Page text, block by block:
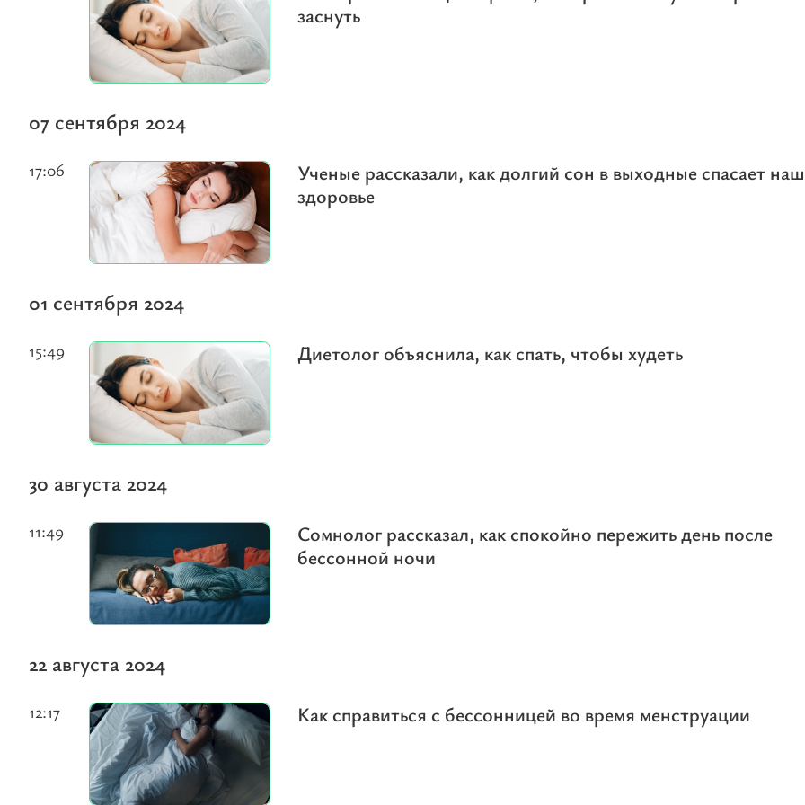
заснуть
07 сентября 2024
Ученые рассказали, как долгий сон в выходные спасает
здоровье
17:06
01 сентября 2024
Диетолог объяснила, как спать, чтобы худеть
15:49
30 августа 2024
Сомнолог рассказал, как спокойно пережить день после
бессонной ночи
11:49
22 августа 2024
Как справиться с бессонницей во время менструации
12:17